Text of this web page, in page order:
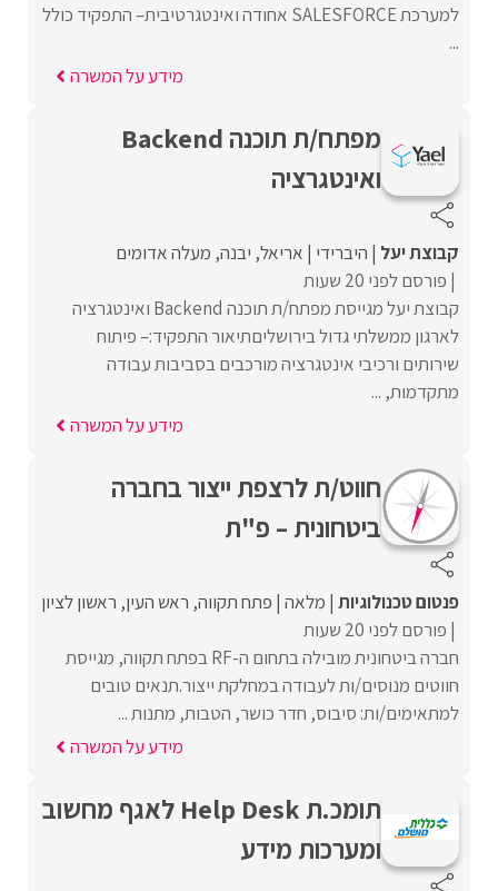
למערכת SALESFORCE אחודה ואינטגרטיבית– התפקיד כולל
...
מידע על המשרה
מפתח/ת תוכנה Backend
ואינטגרציה
קבוצת יעל היברידי אריאל יבנה מעלה אדומים
פורסם לפני 20 שעות
קבוצת יעל מגייסת מפתח/ת תוכנה Backend ואינטגרציה
לארגון ממשלתי גדול בירושליםתיאור התפקיד:– פיתוח
שירותים ורכיבי אינטגרציה מורכבים בסביבות עבודה
מתקדמות, ...
מידע על המשרה
חווט/ת לרצפת ייצור בחברה
ביטחונית – פ"ת
פנטום טכנולוגיות מלאה פתח תקווה ראש העין ראשון לציון
פורסם לפני 20 שעות
חברה ביטחונית מובילה בתחום ה-RF בפתח תקווה, מגייסת
חווטים מנוסים/ות לעבודה במחלקת ייצור.תנאים טובים
למתאימים/ות: סיבוס, חדר כושר, הטבות, מתנות ...
מידע על המשרה
תומכ.ת Help Desk לאגף מחשוב
ומערכות מידע